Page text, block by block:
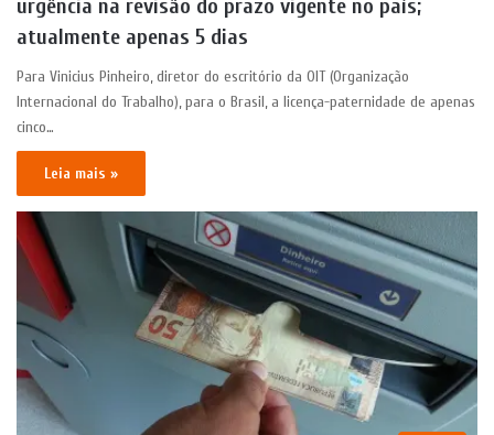
urgência na revisão do prazo vigente no país;
atualmente apenas 5 dias
Para Vinicius Pinheiro, diretor do escritório da OIT (Organização
Internacional do Trabalho), para o Brasil, a licença-paternidade de apenas
cinco…
Leia mais »